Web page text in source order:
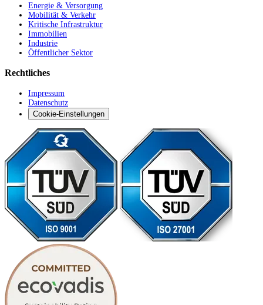
Energie & Versorgung
Mobilität & Verkehr
Kritische Infrastruktur
Immobilien
Industrie
Öffentlicher Sektor
Rechtliches
Impressum
Datenschutz
Cookie-Einstellungen